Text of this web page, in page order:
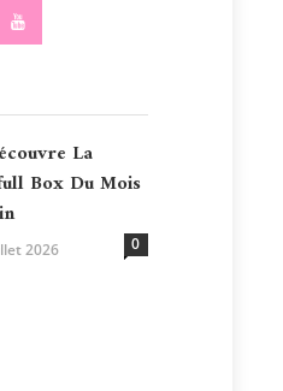
La
Box Du Mois
2026 0